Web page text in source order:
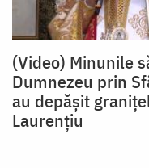
(Video) Minunile
Dumnezeu prin
au depășit
Laurențiu